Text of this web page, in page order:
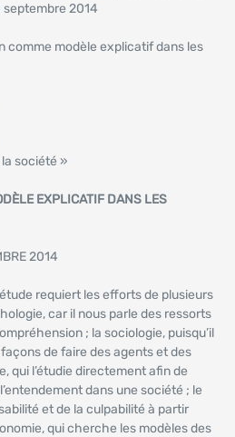
2014
société »
EXPLICATIF DANS LES
2014
requiert les efforts de plusieurs
car il nous parle des ressorts
; la sociologie, puisqu’il
de faire des agents et des
qui l’étudie directement afin de
dans une société ; le
et de la culpabilité à partir
qui cherche les modèles des